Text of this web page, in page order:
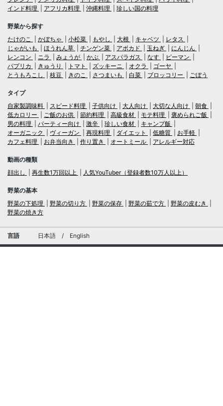
インド料理
アフリカ料理 沖縄料理 珍しい国の料理
野菜から探す
たけのこ
かぼちゃ 小松菜 もやし 大根 キャベツ
レタス
じゃがいも
ほうれん草 チンゲン菜 アボカド 玉ねぎ
にんじん
レンコン
ニラ みょうが かぶ アスパラガス なす
ピーマン
パプリカ
きゅうり トマト ズッキーニ オクラ
ゴーヤ
とうもろこし
枝豆 きのこ さつまいも 白菜 ブロッコリー ごぼう
タイプ
自家製調味料
スピード料理 子供向け 大人向け 大切な人向け
朝食
低カロリー
ご飯のお供 節約料理 高級食材 モテ料理
褒められご飯
男の料理
パーティー向け 激辛 珍しい食材
キャンプ飯
オーガニック
ヴィーガン 再現料理 ダイエット 低糖質
お手軽
カフェ料理
お弁当向き 作り置き オートミール アレルギー対応
動画の種類
顔出し
再生数1万回以上 人気YouTuber（登録者数10万人以上）
野菜の基本
野菜の下処理
野菜の切り方 野菜の保存 野菜の茹で方
野菜の皮むき
野菜の焼き方
言語 日本語 / English